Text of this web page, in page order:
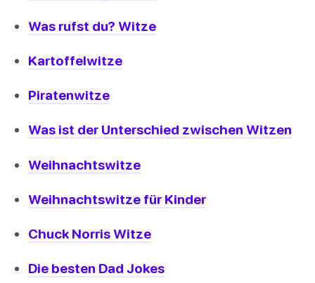
Was rufst du? Witze
Kartoffelwitze
Piratenwitze
Was ist der Unterschied zwischen Witzen
Weihnachtswitze
Weihnachtswitze für Kinder
Chuck Norris Witze
Die besten Dad Jokes